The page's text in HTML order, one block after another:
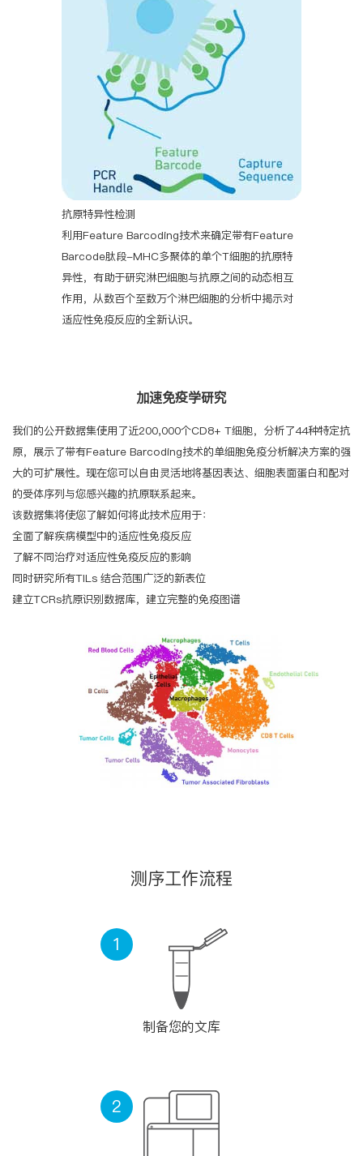
抗原特异性检测
利用Feature Barcoding技术来确定带有Feature
Barcode肽段-MHC多聚体的单个T细胞的抗原特
异性，有助于研究淋巴细胞与抗原之间的动态相互
作用，从数百个至数万个淋巴细胞的分析中揭示对
适应性免疫反应的全新认识。
加速免疫学研究
我们的公开数据集使用了近200,000个CD8+ T细胞，分析了44种特定抗
原，展示了带有Feature Barcoding技术的单细胞免疫分析解决方案的强
大的可扩展性。现在您可以自由灵活地将基因表达、细胞表面蛋白和配对
的受体序列与您感兴趣的抗原联系起来。
该数据集将使您了解如何将此技术应用于：
全面了解疾病模型中的适应性免疫反应
了解不同治疗对适应性免疫反应的影响
同时研究所有TILs 结合范围广泛的新表位
建立TCRs抗原识别数据库，建立完整的免疫图谱
测序工作流程
1
制备您的文库
2